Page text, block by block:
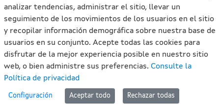
Xunta de Galicia. Información mantenida y publicada en
internet por la Xunta de Galicia
Atención a la ciudadanía
Accesibilidad
analizar tendencias, administrar el sitio, llevar un
seguimiento de los movimientos de los usuarios en el sitio
y recopilar información demográfica sobre nuestra base de
usuarios en su conjunto. Acepte todas las cookies para
disfrutar de la mejor experiencia posible en nuestro sitio
web, o bien administre sus preferencias. Consulte la
Política de privacidad
Configuración Aceptar todo Rechazar todas